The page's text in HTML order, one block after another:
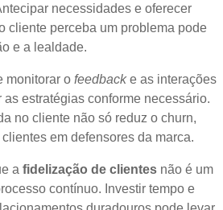
necessidades e oferecer
cliente perceba um problema pode
e a lealdade.
monitorar o feedbacke as interações
estratégias conforme necessário.
no cliente não só reduz o churn,
em defensores da marca.
a fidelização de clientes não é um
contínuo. Investir tempo e